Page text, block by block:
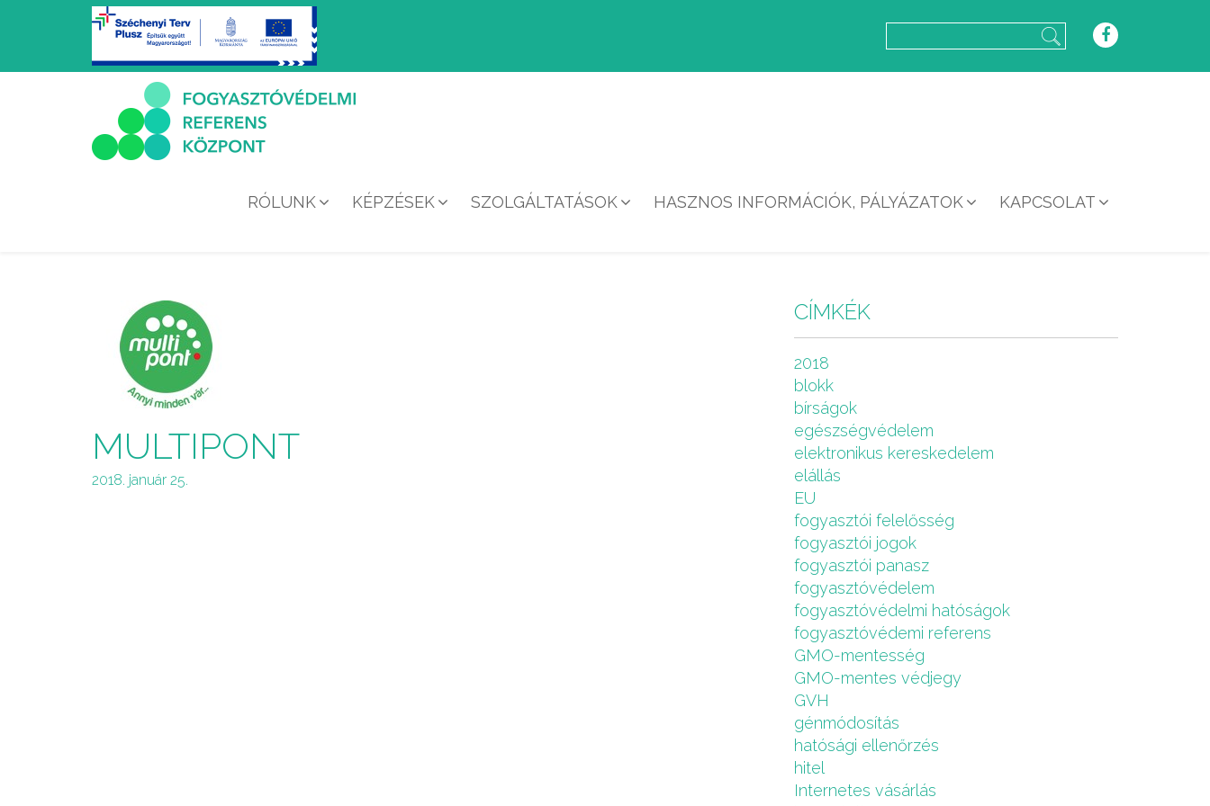
RÓLUNK KÉPZÉSEK SZOLGÁLTATÁSOK HASZNOS INFORMÁCIÓK, PÁLYÁZATOK KAPCSOLAT
MULTIPONT
2018. január 25.
CÍMKÉK
2018
blokk
bírságok
egészségvédelem
elektronikus kereskedelem
elállás
EU
fogyasztói felelősség
fogyasztói jogok
fogyasztói panasz
fogyasztóvédelem
fogyasztóvédelmi hatóságok
fogyasztóvédemi referens
GMO-mentesség
GMO-mentes védjegy
GVH
génmódosítás
hatósági ellenőrzés
hitel
Internetes vásárlás